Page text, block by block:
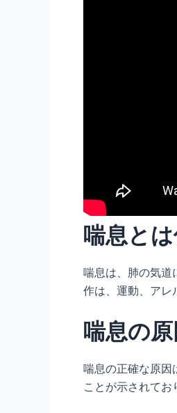
喘息と
喘息は、肺の気道
作は、運動、アレ
喘息の原
喘息の正確な原因
ことが示されてお